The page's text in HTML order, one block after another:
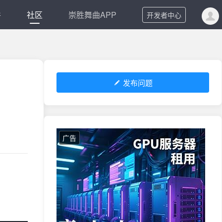
社区 崇胜舞曲APP 开发者中心
发布问题
广告